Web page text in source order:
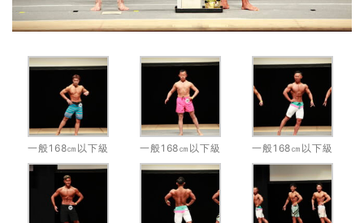
一般168㎝以下級 一般168㎝以下級 一般168㎝以下級